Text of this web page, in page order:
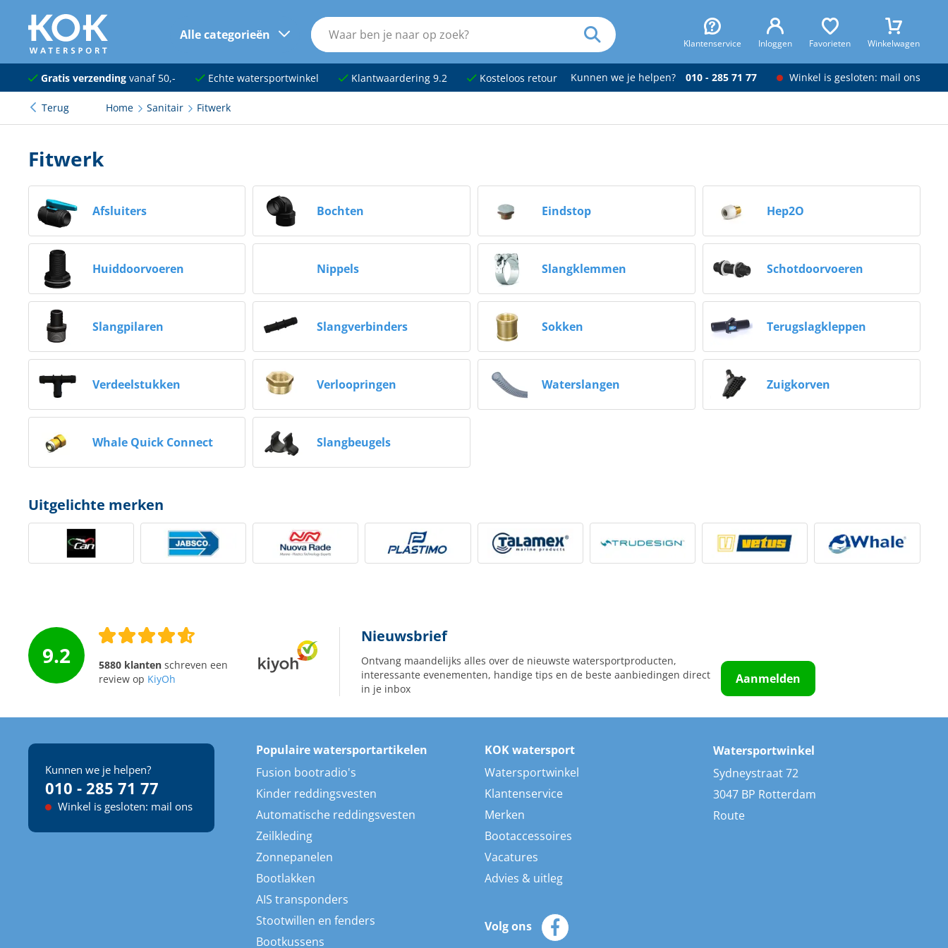
naar hoofdinhoud
Alle categorieën
Klantenservice Inloggen Favorieten Winkelwagen
Navigatie
Dekuitrusting
Elektra
Kleding en schoenen
Sanitair
Kajuit en kombuis
Techniek en motor
Tuigage en dekbeslag
Veiligheid
Gratis verzendingvanaf 50,- Echte watersportwinkel Klantwaardering 9.2 Kosteloos retour Kunnen we je helpen? 010 - 285 71 77 Winkel is gesloten: mail ons
Terug Home Sanitair Fitwerk
Fitwerk
Afsluiters Bochten Eindstop Hep2O
Huiddoorvoeren Nippels Slangklemmen Schotdoorvoeren
Slangpilaren Slangverbinders Sokken Terugslagkleppen
Verdeelstukken Verloopringen Waterslangen Zuigkorven
Whale Quick Connect Slangbeugels
Uitgelichte merken
9.2 5880 klantenschreven een
review op KiyOh
Nieuwsbrief
Ontvang maandelijks alles over de nieuwste watersportproducten,
interessante evenementen, handige tips en de beste aanbiedingen direct
in je inbox
Aanmelden
Kunnen we je helpen?
010 - 285 71 77
Winkel is gesloten: mail ons
Populaire watersportartikelen
Fusion bootradio's
Kinder reddingsvesten
Automatische reddingsvesten
Zeilkleding
Zonnepanelen
Bootlakken
AIS transponders
Stootwillen en fenders
Bootkussens
KOK watersport
Watersportwinkel
Klantenservice
Merken
Bootaccessoires
Vacatures
Advies & uitleg
Volg ons
Watersportwinkel
Sydneystraat 72
3047 BP Rotterdam
Route